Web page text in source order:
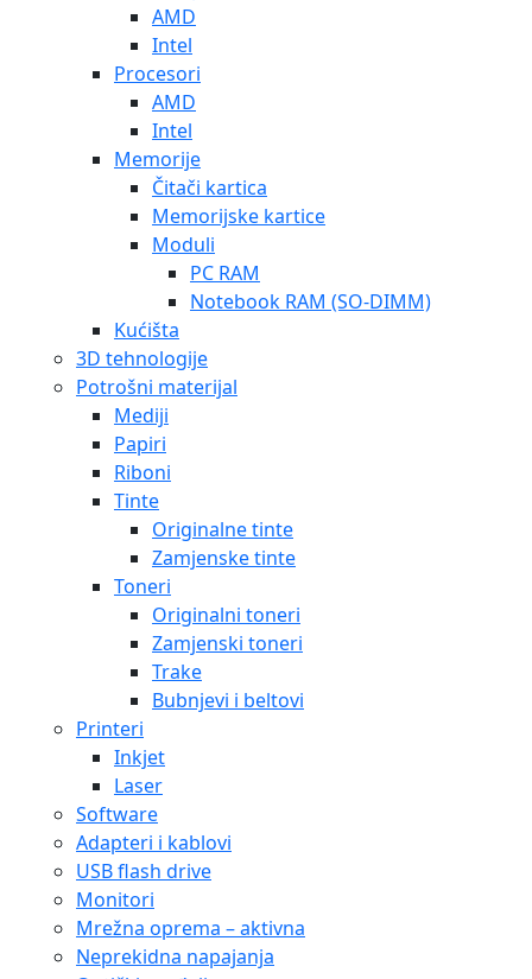
AMD
Intel
Procesori
AMD
Intel
Memorije
Čitači kartica
Memorijske kartice
Moduli
PC RAM
Notebook RAM (SO-DIMM)
Kućišta
3D tehnologije
Potrošni materijal
Mediji
Papiri
Riboni
Tinte
Originalne tinte
Zamjenske tinte
Toneri
Originalni toneri
Zamjenski toneri
Trake
Bubnjevi i beltovi
Printeri
Inkjet
Laser
Software
Adapteri i kablovi
USB flash drive
Monitori
Mrežna oprema – aktivna
Neprekidna napajanja